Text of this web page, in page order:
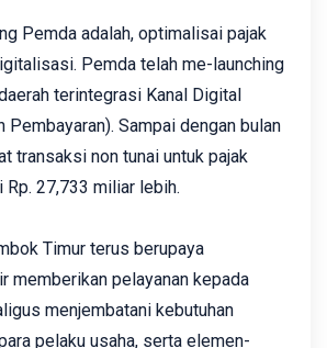
Pemda adalah, optimalisai pajak
Pemda telah me-launching
terintegrasi Kanal Digital
Pembayaran). Sampai dengan bulan
transaksi non tunai untuk pajak
Rp. 27,733 miliar lebih.
Timur terus berupaya
memberikan pelayanan kepada
menjembatani kebutuhan
pelaku usaha, serta elemen-